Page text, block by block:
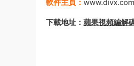
軟件主頁：
下載地址： 蘋果視頻編解